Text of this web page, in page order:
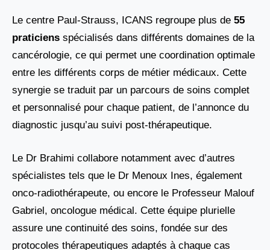
Le centre Paul-Strauss, ICANS regroupe plus de 55
praticiens spécialisés dans différents domaines de la
cancérologie, ce qui permet une coordination optimale
entre les différents corps de métier médicaux. Cette
synergie se traduit par un parcours de soins complet
et personnalisé pour chaque patient, de l’annonce du
diagnostic jusqu’au suivi post-thérapeutique.
Le Dr Brahimi collabore notamment avec d’autres
spécialistes tels que le Dr Menoux Ines, également
onco-radiothérapeute, ou encore le Professeur Malouf
Gabriel, oncologue médical. Cette équipe plurielle
assure une continuité des soins, fondée sur des
protocoles thérapeutiques adaptés à chaque cas